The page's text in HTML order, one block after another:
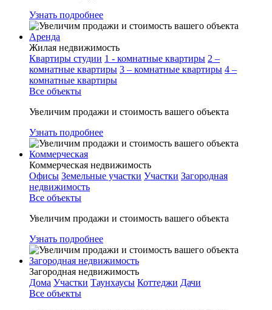
Узнать подробнее
Аренда
Жилая недвижимость
Квартиры студии 1 - комнатные квартиры 2 –
комнатные квартиры 3 – комнатные квартиры 4 –
комнатные квартиры
Все объекты
Увеличим продажи и стоимость вашего объекта
Узнать подробнее
Коммерческая
Коммерческая недвижимость
Офисы Земельные участки Участки Загородная
недвижимость
Все объекты
Увеличим продажи и стоимость вашего объекта
Узнать подробнее
Загородная недвижимость
Загородная недвижимость
Дома Участки Таунхаусы Коттеджи Дачи
Все объекты